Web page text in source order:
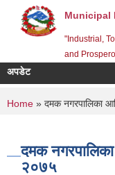
Municipal
"Industrial,
and
अपडेट
You are
Home » दमक नगरपालिका
दमक
२०७५